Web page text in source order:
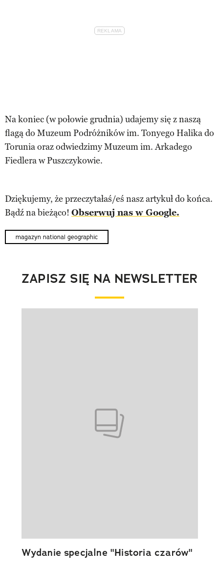
Na koniec (w połowie grudnia) udajemy się z naszą
flagą do Muzeum Podróżników im. Tonyego Halika do
Torunia oraz odwiedzimy Muzeum im. Arkadego
Fiedlera w Puszczykowie.
Dziękujemy, że przeczytałaś/eś nasz artykuł do końca.
Bądź na bieżąco! Obserwuj nas w Google.
magazyn national geographic
ZAPISZ SIĘ NA NEWSLETTER
Wydanie specjalne "Historia czarów"